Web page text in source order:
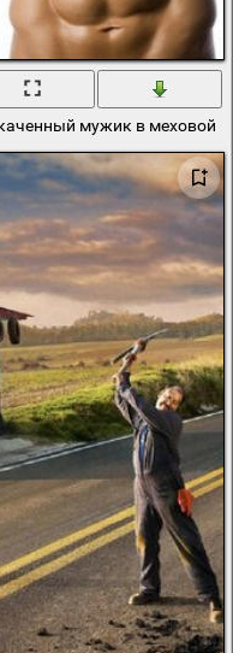
и утюгоммужик в меховой